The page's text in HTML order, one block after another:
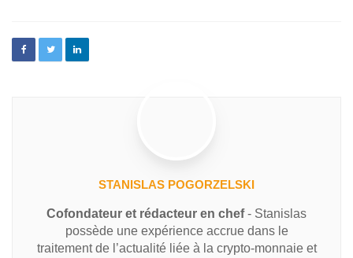
STANISLAS POGORZELSKI
Cofondateur et rédacteur en chef- Stanislas
possède une expérience accrue dans le
traitement de l’actualité liée à la crypto-monnaie et